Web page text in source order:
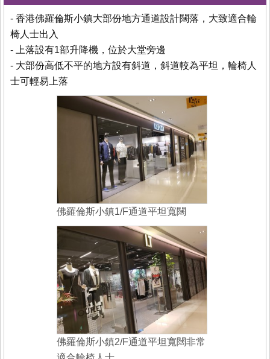
- 香港佛羅倫斯小鎮大部份地方通道設計闊落，大致適合輪
椅人士出入
- 上落設有1部升降機，位於大堂旁邊
- 大部份高低不平的地方設有斜道，斜道較為平坦，輪椅人
士可輕易上落
佛羅倫斯小鎮1/F通道平坦寬闊
佛羅倫斯小鎮2/F通道平坦寬闊非常